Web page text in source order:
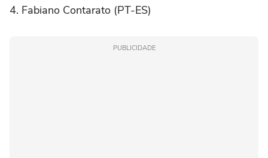
4. Fabiano Contarato (PT-ES)
PUBLICIDADE